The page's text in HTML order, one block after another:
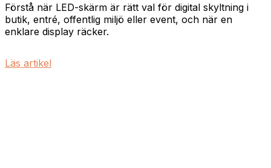
Förstå när LED-skärm är rätt val för digital skyltning i
butik, entré, offentlig miljö eller event, och när en
enklare display räcker.
Läs artikel